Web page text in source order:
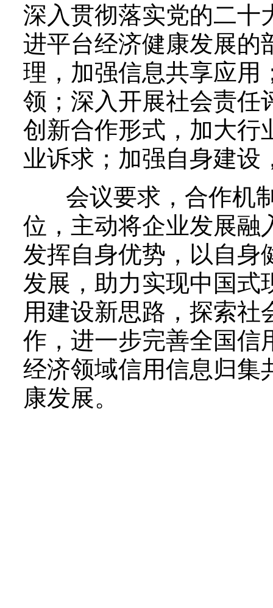
深入贯彻落实党的二十
进平台经济健康发展的
理，加强信息共享应用
领；深入开展社会责任
创新合作形式，加大行
业诉求；加强自身建设
会议要求，合作机制
位，主动将企业发展融
发挥自身优势，以自身
发展，助力实现中国式
用建设新思路，探索社
作，进一步完善全国信
经济领域信用信息归集
康发展。